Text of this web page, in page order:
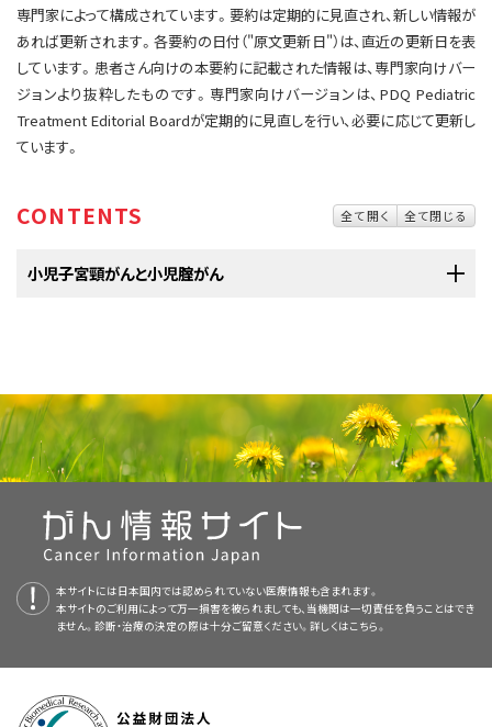
専門家によって構成されています。要約は定期的に見直され、新しい情報が
あれば更新されます。各要約の日付（"原文更新日"）は、直近の更新日を表
しています。患者さん向けの本要約に記載された情報は、専門家向けバー
ジョンより抜粋したものです。専門家向けバージョンは、PDQ Pediatric
Treatment Editorial Boardが定期的に見直しを行い、必要に応じて更新し
ています。
CONTENTS 全て開く 全て閉じる
小児子宮頸がんと小児腟がん
部分です。子宮頸部は子宮から腟（産道）への移行部にあたります。腟は子
宮頸部と体外をつなぐ管状の臓器です。出産時には、腟を通って新生児が
体外へ出て行きます。がんの発生の詳細について、がんとは何か（英語）をご
覧ください。
本サイトには日本国内では認められていない医療情報も含まれます。
本サイトのご利用によって万一損害を被られましても、当機関は一切責任を負うことはでき
ません。診断・治療の決定の際は十分ご留意ください。詳しくはこちら。